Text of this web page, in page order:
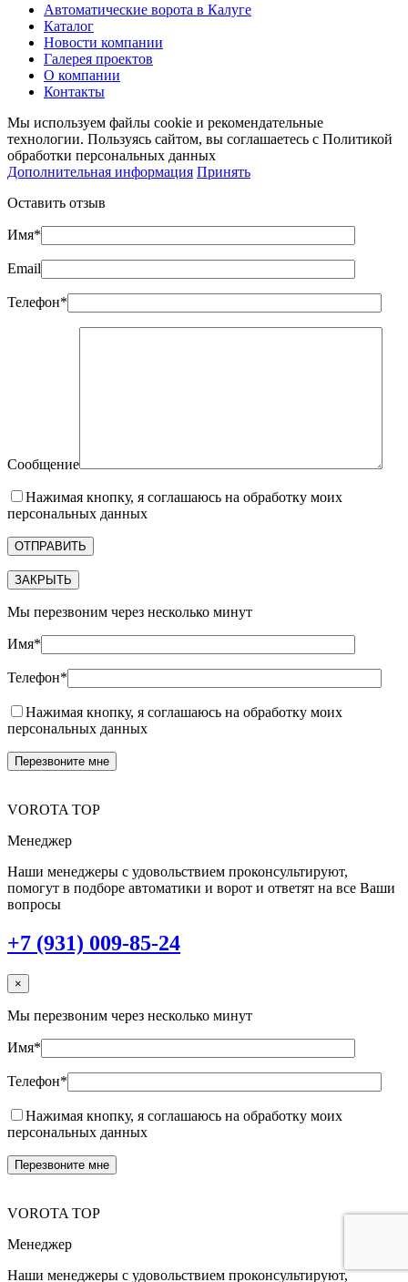
Автоматические ворота в Калуге
Каталог
Новости компании
Галерея проектов
О компании
Контакты
Мы используем файлы cookie и рекомендательные
технологии. Пользуясь сайтом, вы соглашаетесь с Политикой
обработки персональных данных
Дополнительная информация Принять
Оставить отзыв
Имя*
Email
Телефон*
Сообщение
Нажимая кнопку, я соглашаюсь на обработку моих
персональных данных
ЗАКРЫТЬ
Мы перезвоним через несколько минут
Имя*
Телефон*
Нажимая кнопку, я соглашаюсь на обработку моих
персональных данных
VOROTA TOP
Менеджер
Наши менеджеры с удовольствием проконсультируют,
помогут в подборе автоматики и ворот и ответят на все Ваши
вопросы
+7 (931) 009-85-24
×
Мы перезвоним через несколько минут
Имя*
Телефон*
Нажимая кнопку, я соглашаюсь на обработку моих
персональных данных
VOROTA TOP
Менеджер
Наши менеджеры с удовольствием проконсультируют,